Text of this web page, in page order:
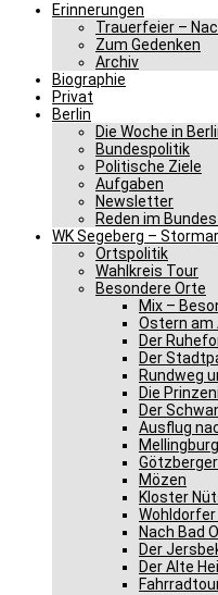
Erinnerungen
Trauerfeier –
Zum Gedenken
Archiv
Biographie
Privat
Berlin
Die Woche in
Bundespolitik
Politische Ziele
Aufgaben
Newsletter
Reden im
WK Segeberg –
Ortspolitik
Wahlkreis Tour
Besondere Orte
Mix –
Ostern am
Der
Der
Rundweg
Die
Der
Ausflug
Mözen
Kloster
Nach Bad
Der
Der Alte